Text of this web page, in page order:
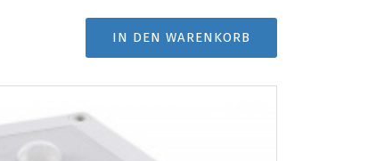
IN DEN WARENKORB